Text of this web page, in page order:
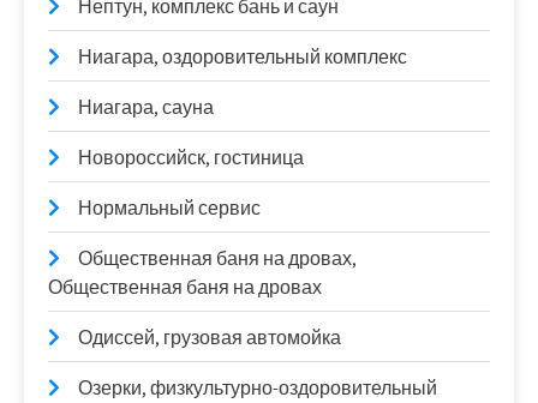
Нептун, комплекс бань и саун
Ниагара, оздоровительный комплекс
Ниагара, сауна
Новороссийск, гостиница
Нормальный сервис
Общественная баня на дровах,
Общественная баня на дровах
Одиссей, грузовая автомойка
Озерки, физкультурно-оздоровительный